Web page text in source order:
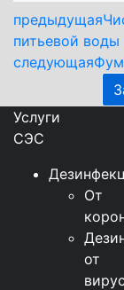
предыдущая
питьевой воды
следующая
Услуги
СЭС
От
от